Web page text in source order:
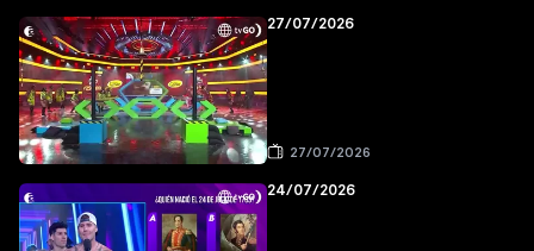
27/07/2026
27/07/2026
24/07/2026